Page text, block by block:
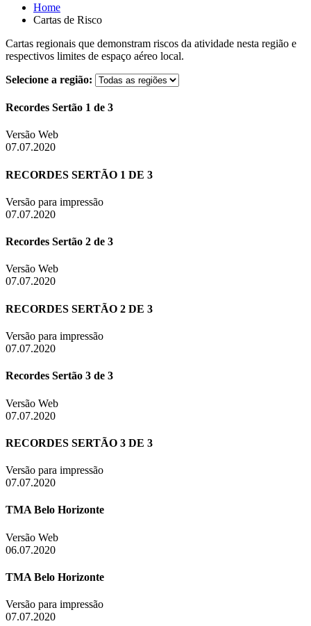
Home
Cartas de Risco
Cartas regionais que demonstram riscos da atividade nesta região e
respectivos limites de espaço aéreo local.
Selecione a região:
Recordes Sertão 1 de 3
Versão Web
07.07.2020
RECORDES SERTÃO 1 DE 3
Versão para impressão
07.07.2020
Recordes Sertão 2 de 3
Versão Web
07.07.2020
RECORDES SERTÃO 2 DE 3
Versão para impressão
07.07.2020
Recordes Sertão 3 de 3
Versão Web
07.07.2020
RECORDES SERTÃO 3 DE 3
Versão para impressão
07.07.2020
TMA Belo Horizonte
Versão Web
06.07.2020
TMA Belo Horizonte
Versão para impressão
07.07.2020